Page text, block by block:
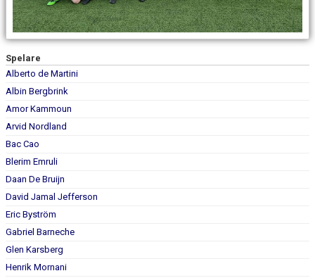
Spelare
Alberto de Martini
Albin Bergbrink
Amor Kammoun
Arvid Nordland
Bac Cao
Blerim Emruli
Daan De Bruijn
David Jamal Jefferson
Eric Byström
Gabriel Barneche
Glen Karsberg
Henrik Mornani